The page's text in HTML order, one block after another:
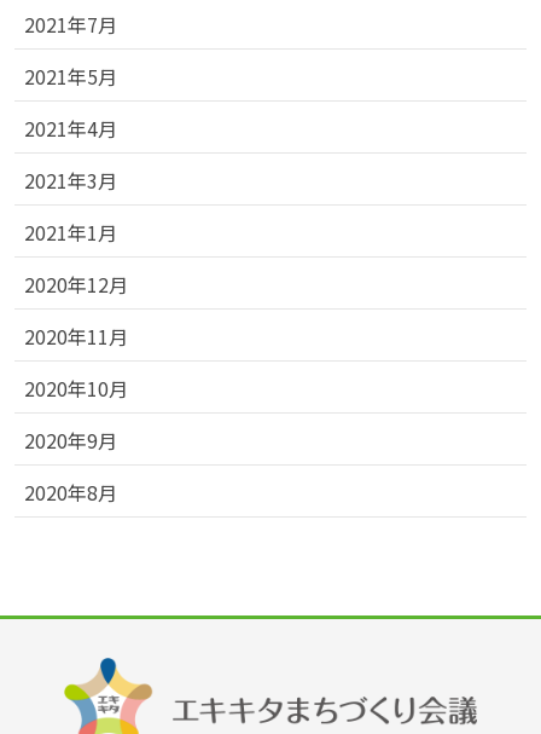
2021年7月
2021年5月
2021年4月
2021年3月
2021年1月
2020年12月
2020年11月
2020年10月
2020年9月
2020年8月